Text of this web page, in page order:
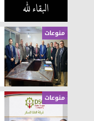
منوعات
منوعات